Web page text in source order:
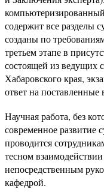
содержит все разделы
созданы по
третьем этапе в
состоящей из ведущих
Хабаровского края,
ответ на поставленные
Научная работа, без
современное развитие
проводится
тесном
непосредственным
кафедрой.